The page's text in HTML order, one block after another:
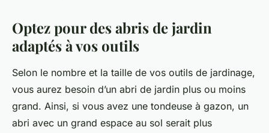
Optez pour des abris de jardin
adaptés à vos outils
Selon le nombre et la taille de vos outils de jardinage,
vous aurez besoin d’un abri de jardin plus ou moins
grand. Ainsi, si vous avez une tondeuse à gazon, un
abri avec un grand espace au sol serait plus